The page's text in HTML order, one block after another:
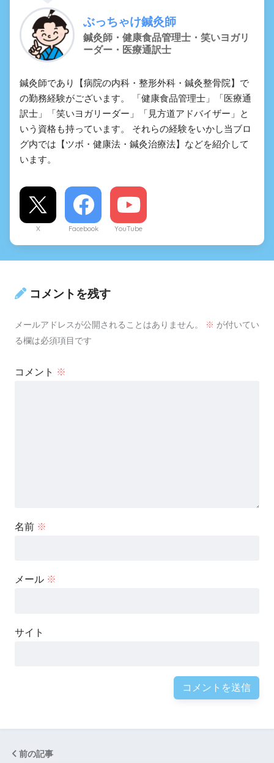
ぶっちゃけ鍼灸師
鍼灸師・健康食品管理士・笑いヨガリ
ーダー・医療通訳士
鍼灸師であり【病院の内科・整形外科・鍼灸整骨院】で
の勤務経験がございます。 「健康食品管理士」「医療通
訳士」「笑いヨガリーダー」「見方道アドバイザー」と
いう資格も持っています。 それらの経験をいかし当ブロ
グ内では【ツボ・健康法・鍼灸治療法】などを紹介して
います。
X Facebook YouTube
コメントを残す
メールアドレスが公開されることはありません。 ※ が付いてい
る欄は必須項目です
コメント ※
名前 ※
メール ※
サイト
前の記事